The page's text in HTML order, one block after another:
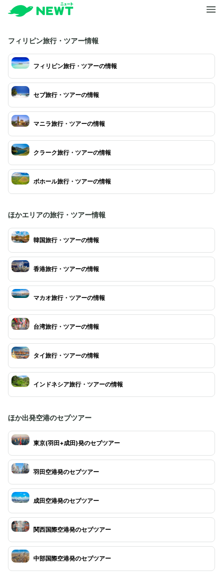
フィリピン旅行・ツアー情報
フィリピン旅行・ツアーの情報
セブ旅行・ツアーの情報
マニラ旅行・ツアーの情報
クラーク旅行・ツアーの情報
ボホール旅行・ツアーの情報
ほかエリアの旅行・ツアー情報
韓国旅行・ツアーの情報
香港旅行・ツアーの情報
マカオ旅行・ツアーの情報
台湾旅行・ツアーの情報
タイ旅行・ツアーの情報
インドネシア旅行・ツアーの情報
ほか出発空港のセブツアー
東京(羽田+成田)発のセブツアー
羽田空港発のセブツアー
成田空港発のセブツアー
関西国際空港発のセブツアー
中部国際空港発のセブツアー